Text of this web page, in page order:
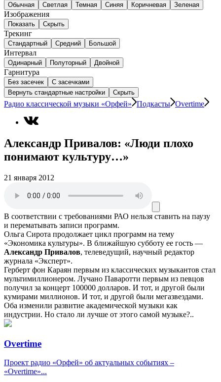
Обычная Светлая Темная Синяя Коричневая Зеленая
Изображения
Показать Скрыть
Трекинг
Стандартный Средний Большой
Интервал
Одинарный Полуторный Двойной
Гарнитура
Без засечек
С засечками
Вернуть стандартные настройки
Скрыть
Радио классической музыки «Орфей» Подкасты Overtime
Александр Привалов: «Люди плохо
понимают культуру…»
21 января 2012
В соответствии с требованиями РАО нельзя ставить на паузу
и перематывать записи программ.
Ольга Сирота продолжает цикл программ на тему
«Экономика культуры». В ближайшую субботу ее гость —
Александр Привалов, телеведущий, научный редактор
журнала «Эксперт».
Герберт фон Караян первым из классических музыкантов стал
мультимиллионером. Лучано Паваротти первым из певцов
получил за концерт 100000 долларов. И тот, и другой были
кумирами миллионов. И тот, и другой были мегазвездами.
Оба изменили развитие академической музыки как
индустрии. Но стало ли лучше от этого самой музыке?..
Overtime
Проект радио «Орфей» об актуальных событиях –
«Overtime»...